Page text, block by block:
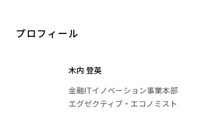
プロフィール
木内 登英
金融ITイノベーション事業本部
エグゼクティブ・エコノミスト